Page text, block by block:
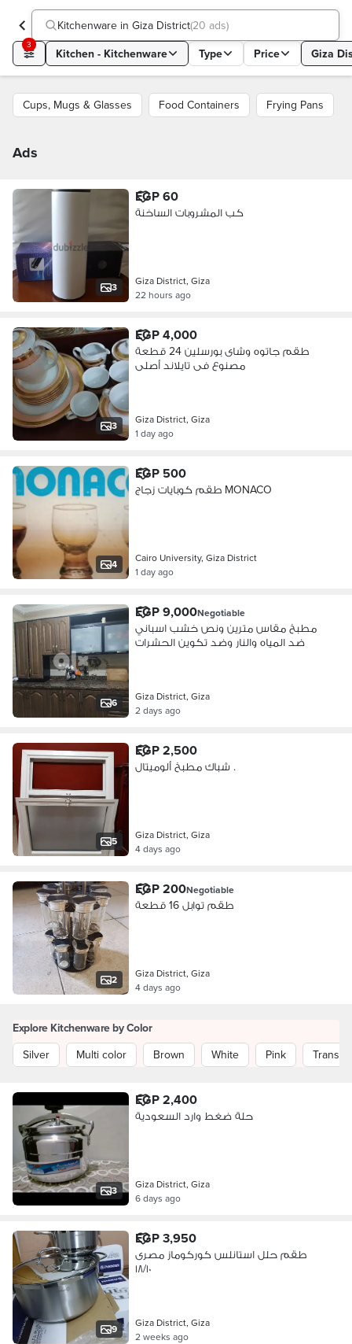
Kitchenware in Giza District(20 ads)
3
Kitchen - Kitchenware Type Price Giza
Cups, Mugs & Glasses Food Containers Frying Pans
Ads
3
EGP 60
كب المشروبات الساخنة
Giza District, Giza
22 hours ago
3
EGP 4,000
طقم جاتوه وشاى بورسلين 24 قطعة
مصنوع فى تايلاند أصلى
Giza District, Giza
1 day ago
4
EGP 500
طقم كوبايات زجاج MONACO
Cairo University, Giza District
1 day ago
6
EGP 9,000Negotiable
مطبخ مقاس مترين ونص خشب اسباني
ضد المياه والنار وضد تكوين الحشرات
Giza District, Giza
2 days ago
5
EGP 2,500
شباك مطبخ ألوميتال .
Giza District, Giza
4 days ago
2
EGP 200Negotiable
طقم توابل 16 قطعة
Giza District, Giza
4 days ago
Explore Kitchenware by Color
Silver
Multi color Brown White Pink
3
EGP 2,400
حلة ضغط وارد السعودية
Giza District, Giza
6 days ago
9
EGP 3,950
طقم حلل استانلس كوركوماز مصرى
١٨/١٠
Giza District, Giza
2 weeks ago